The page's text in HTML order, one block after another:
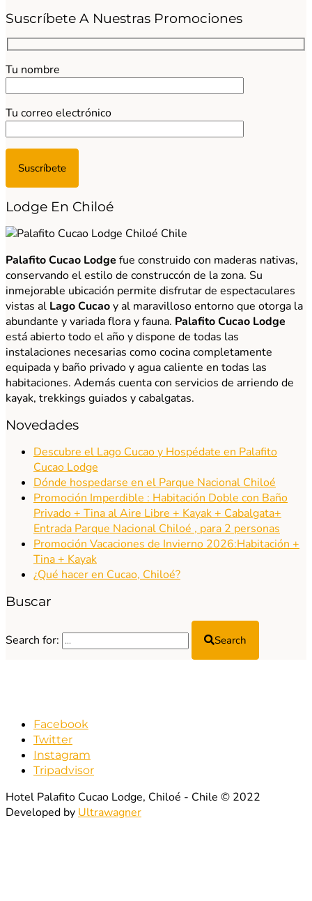
Suscríbete A Nuestras Promociones
Tu nombre
Tu correo electrónico
Lodge En Chiloé
Palafito Cucao Lodge fue construido con maderas nativas,
conservando el estilo de construccón de la zona. Su
inmejorable ubicación permite disfrutar de espectaculares
vistas al Lago Cucaoy al maravilloso entorno que otorga la
abundante y variada flora y fauna. Palafito Cucao Lodge
está abierto todo el año y dispone de todas las
instalaciones necesarias como cocina completamente
equipada y baño privado y agua caliente en todas las
habitaciones. Además cuenta con servicios de arriendo de
kayak, trekkings guiados y cabalgatas.
Novedades
Descubre el Lago Cucao y Hospédate en Palafito
Cucao Lodge
Dónde hospedarse en el Parque Nacional Chiloé
Promoción Imperdible : Habitación Doble con Baño
Privado + Tina al Aire Libre + Kayak + Cabalgata+
Entrada Parque Nacional Chiloé , para 2 personas
Promoción Vacaciones de Invierno 2026:Habitación +
Tina + Kayak
¿Qué hacer en Cucao, Chiloé?
Buscar
Search for: Search
Facebook
Twitter
Instagram
Tripadvisor
Hotel Palafito Cucao Lodge, Chiloé - Chile © 2022
Developed by Ultrawagner